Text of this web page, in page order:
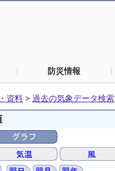
防災情報
資料 > 過去の気象データ検索